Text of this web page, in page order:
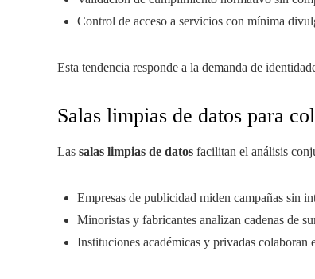
Control de acceso a servicios con mínima
Esta tendencia responde a la demanda de
Salas limpias de datos para
Las salas limpias de datos facilitan el análisis
Empresas de publicidad miden campañas sin
Minoristas y fabricantes analizan cadenas de
Instituciones académicas y privadas